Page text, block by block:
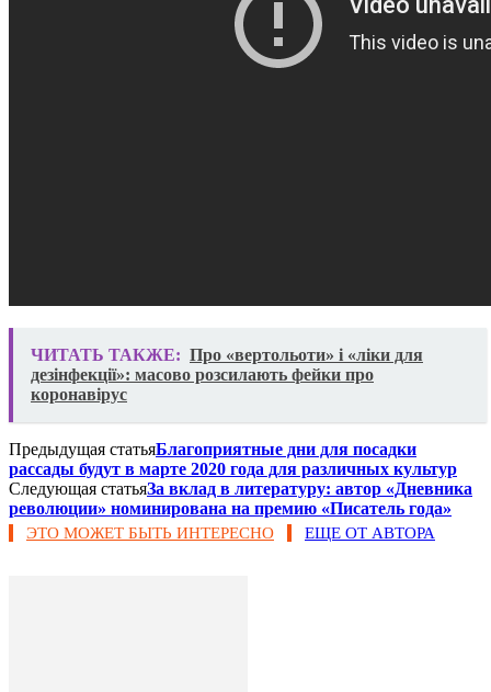
ЧИТАТЬ ТАКЖЕ: Про «вертольоти» і «ліки для
дезінфекції»: масово розсилають фейки про
коронавірус
Предыдущая статьяБлагоприятные дни для посадки
рассады будут в марте 2020 года для различных культур
Следующая статьяЗа вклад в литературу: автор «Дневника
революции» номинирована на премию «Писатель года»
ЭТО МОЖЕТ БЫТЬ ИНТЕРЕСНО ЕЩЕ ОТ АВТОРА